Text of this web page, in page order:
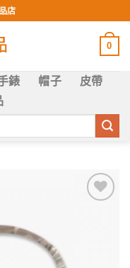
店
0
錶 帽子
皮帶